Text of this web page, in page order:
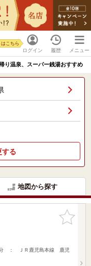
ログイン
こちら
履歴 メニュー
り温泉、スーパー銭湯おすすめ
する
地図から探す
お気に入
りに追加
： ＪＲ鹿児島本線 鹿児